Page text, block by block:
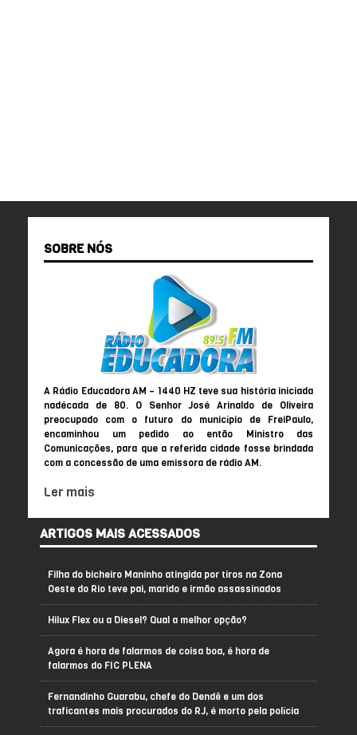
SOBRE NÓS
A Rádio Educadora AM – 1440 HZ teve sua história iniciada
nadécada de 80. O Senhor José Arinaldo de Oliveira
preocupado com o futuro do município de FreiPaulo,
encaminhou um pedido ao então Ministro das
Comunicações, para que a referida cidade fosse brindada
com a concessão de uma emissora de rádio AM.
Ler mais
ARTIGOS MAIS ACESSADOS
Filha do bicheiro Maninho atingida por tiros na Zona
Oeste do Rio teve pai, marido e irmão assassinados
Hilux Flex ou a Diesel? Qual a melhor opção?
Agora é hora de falarmos de coisa boa, é hora de
falarmos do FIC PLENA
Fernandinho Guarabu, chefe do Dendê e um dos
traficantes mais procurados do RJ, é morto pela polícia